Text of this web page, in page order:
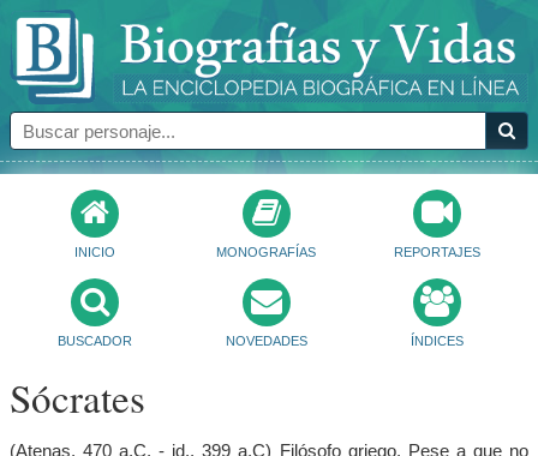
INICIO MONOGRAFÍAS REPORTAJES
BUSCADOR NOVEDADES ÍNDICES
Sócrates
(Atenas, 470 a.C. - id., 399 a.C) Filósofo griego. Pese a que no